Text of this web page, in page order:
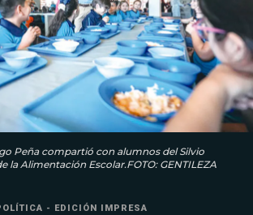
Peña compartió con alumnos del Silvio
la Alimentación Escolar.FOTO: GENTILEZA
- EDICIÓN IMPRESA